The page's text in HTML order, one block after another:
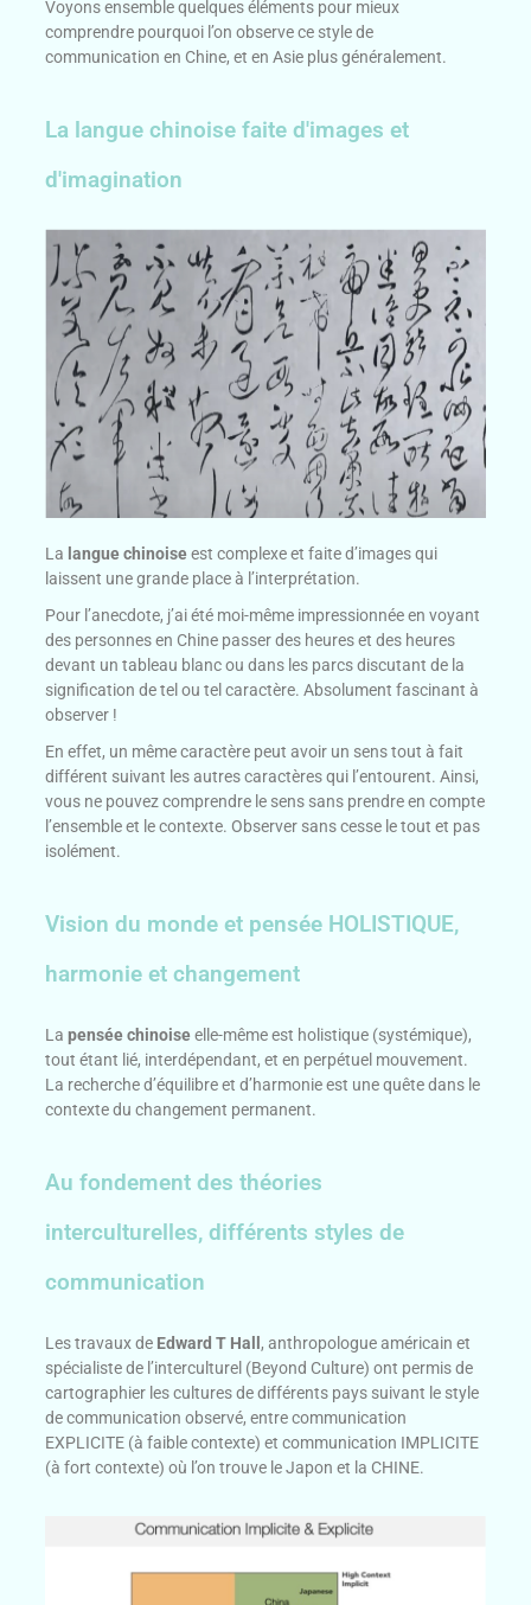
Voyons ensemble quelques éléments pour mieux
comprendre pourquoi l’on observe ce style de
communication en Chine, et en Asie plus généralement.
La langue chinoise faite d'images et
d'imagination
La langue chinoiseest complexe et faite d’images qui
laissent une grande place à l’interprétation.
Pour l’anecdote, j’ai été moi-même impressionnée en voyant
des personnes en Chine passer des heures et des heures
devant un tableau blanc ou dans les parcs discutant de la
signification de tel ou tel caractère. Absolument fascinant à
observer !
En effet, un même caractère peut avoir un sens tout à fait
différent suivant les autres caractères qui l’entourent. Ainsi,
vous ne pouvez comprendre le sens sans prendre en compte
l’ensemble et le contexte. Observer sans cesse le tout et pas
isolément.
Vision du monde et pensée HOLISTIQUE,
harmonie et changement
Lapensée chinoiseelle-même est holistique (systémique),
tout étant lié, interdépendant, et en perpétuel mouvement.
La recherche d’équilibre et d’harmonie est une quête dans le
contexte du changement permanent.
Au fondement des théories
interculturelles, différents styles de
communication
Les travaux de Edward T Hall , anthropologue américain et
spécialiste de l’interculturel (Beyond Culture) ont permis de
cartographier les cultures de différents pays suivant le style
de communication observé, entre communication
EXPLICITE (à faible contexte) et communication IMPLICITE
(à fort contexte) où l’on trouve le Japon et la CHINE.